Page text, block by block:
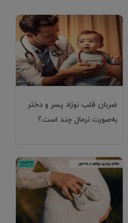
ضربان قلب نوزاد پسر و دختر
به‌صورت نرمال چند است؟